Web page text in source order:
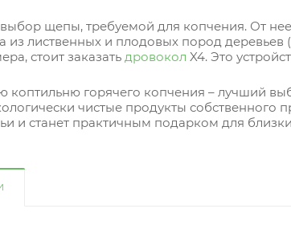
щепы, требуемой для копчения. От
из лиственных и плодовых пород
стоит заказать дровокол X4. Это
коптильню горячего копчения – лучший
чистые продукты
и станет практичным подарком для